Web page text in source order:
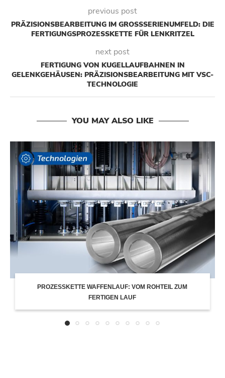
previous post
PRÄZISIONSBEARBEITUNG IM GROSSSERIENUMFELD: DIE F
ERTIGUNGSPROZESSKETTE FÜR LENKRITZEL
next post
FERTIGUNG VON KUGELLAUFBAHNEN IN
GELENKGEHÄUSEN: PRÄZISIONSBEARBEITUNG MIT VSC-
TECHNOLOGIE
YOU MAY ALSO LIKE
PROZESSKETTE WAFFENLAUF: VOM ROHTEIL ZUM
FERTIGEN LAUF